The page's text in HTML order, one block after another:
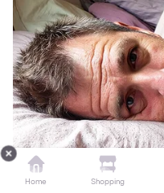
Home Shopping